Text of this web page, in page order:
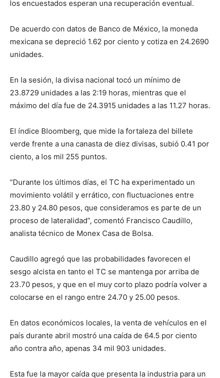
los encuestados esperan una recuperación eventual.
De acuerdo con datos de Banco de México, la moneda
mexicana se depreció 1.62 por ciento y cotiza en 24.2690
unidades.
En la sesión, la divisa nacional tocó un mínimo de
23.8729 unidades a las 2:19 horas, mientras que el
máximo del día fue de 24.3915 unidades a las 11.27 horas.
El índice Bloomberg, que mide la fortaleza del billete
verde frente a una canasta de diez divisas, subió 0.41 por
ciento, a los mil 255 puntos.
“Durante los últimos días, el TC ha experimentado un
movimiento volátil y errático, con fluctuaciones entre
23.80 y 24.80 pesos, que consideramos es parte de un
proceso de lateralidad”, comentó Francisco Caudillo,
analista técnico de Monex Casa de Bolsa.
Caudillo agregó que las probabilidades favorecen el
sesgo alcista en tanto el TC se mantenga por arriba de
23.70 pesos, y que en el muy corto plazo podría volver a
colocarse en el rango entre 24.70 y 25.00 pesos.
En datos económicos locales, la venta de vehículos en el
país durante abril mostró una caída de 64.5 por ciento
año contra año, apenas 34 mil 903 unidades.
Esta fue la mayor caída que presenta la industria para un